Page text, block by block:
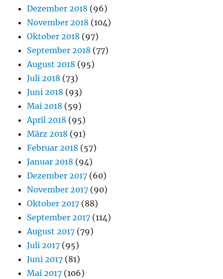
Dezember 2018 (96)
November 2018 (104)
Oktober 2018 (97)
September 2018 (77)
August 2018 (95)
Juli 2018 (73)
Juni 2018 (93)
Mai 2018 (59)
April 2018 (95)
März 2018 (91)
Februar 2018 (57)
Januar 2018 (94)
Dezember 2017 (60)
November 2017 (90)
Oktober 2017 (88)
September 2017 (114)
August 2017 (79)
Juli 2017 (95)
Juni 2017 (81)
Mai 2017 (106)